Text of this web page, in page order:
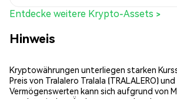
Entdecke weitere Krypto-Assets >
Hinweis
Kryptowährungen unterliegen starken
Preis von Tralalero Tralala (TRALALERO)
Vermögenswerten kann sich aufgrund von